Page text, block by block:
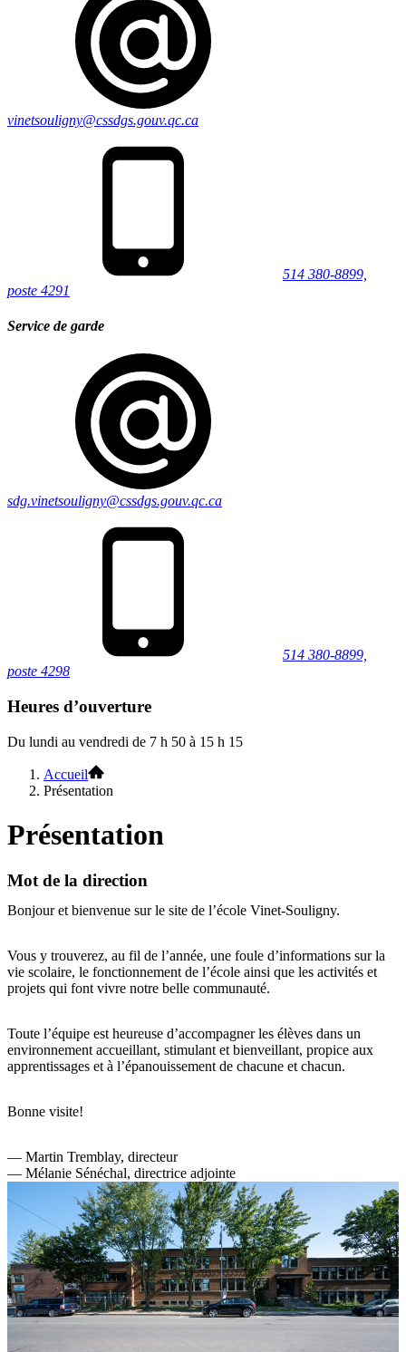
vinetsouligny@cssdgs.gouv.qc.ca
514 380-8899,
poste 4291
Service de garde
sdg.vinetsouligny@cssdgs.gouv.qc.ca
514 380-8899,
poste 4298
Heures d’ouverture
Du lundi au vendredi de 7 h 50 à 15 h 15
Accueil
Présentation
Présentation
Mot de la direction
Bonjour et bienvenue sur le site de l’école Vinet-Souligny.
Vous y trouverez, au fil de l’année, une foule d’informations sur la
vie scolaire, le fonctionnement de l’école ainsi que les activités et
projets qui font vivre notre belle communauté.
Toute l’équipe est heureuse d’accompagner les élèves dans un
environnement accueillant, stimulant et bienveillant, propice aux
apprentissages et à l’épanouissement de chacune et chacun.
Bonne visite!
— Martin Tremblay, directeur
— Mélanie Sénéchal, directrice adjointe